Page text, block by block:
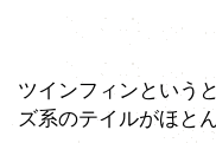
ツインフィンという
ズ系のテイルがほと